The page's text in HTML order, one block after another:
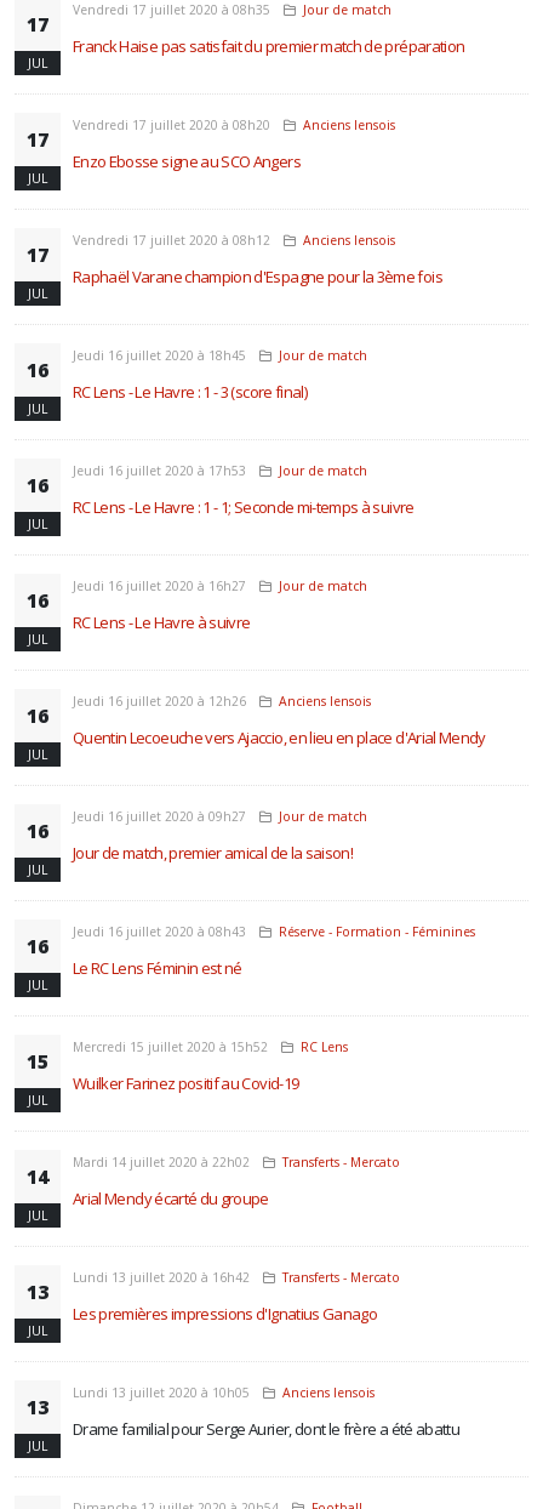
17
JUL
Vendredi 17 juillet 2020 à 08h35 Jour de match
Franck Haise pas satisfait du premier match de préparation
17
JUL
Vendredi 17 juillet 2020 à 08h20 Anciens lensois
Enzo Ebosse signe au SCO Angers
17
JUL
Vendredi 17 juillet 2020 à 08h12 Anciens lensois
Raphaël Varane champion d'Espagne pour la 3ème fois
16
JUL
Jeudi 16 juillet 2020 à 18h45 Jour de match
RC Lens - Le Havre : 1 - 3 (score final)
16
JUL
Jeudi 16 juillet 2020 à 17h53 Jour de match
RC Lens - Le Havre : 1 - 1; Seconde mi-temps à suivre
16
JUL
Jeudi 16 juillet 2020 à 16h27 Jour de match
RC Lens - Le Havre à suivre
16
JUL
Jeudi 16 juillet 2020 à 12h26 Anciens lensois
Quentin Lecoeuche vers Ajaccio, en lieu en place d'Arial Mendy
16
JUL
Jeudi 16 juillet 2020 à 09h27 Jour de match
Jour de match, premier amical de la saison!
16
JUL
Jeudi 16 juillet 2020 à 08h43 Réserve - Formation - Féminines
Le RC Lens Féminin est né
15
JUL
Mercredi 15 juillet 2020 à 15h52 RC Lens
Wuilker Farinez positif au Covid-19
14
JUL
Mardi 14 juillet 2020 à 22h02 Transferts - Mercato
Arial Mendy écarté du groupe
13
JUL
Lundi 13 juillet 2020 à 16h42 Transferts - Mercato
Les premières impressions d'Ignatius Ganago
13
JUL
Lundi 13 juillet 2020 à 10h05 Anciens lensois
Drame familial pour Serge Aurier, dont le frère a été abattu